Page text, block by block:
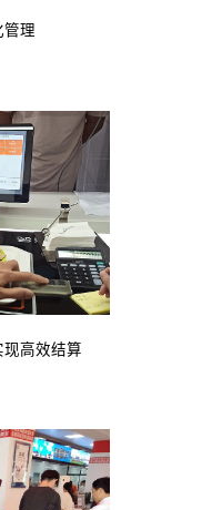
管理
高效结算